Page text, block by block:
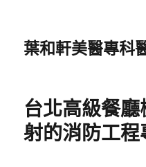
葉和軒美醫專科
台北高級餐
射的消防工